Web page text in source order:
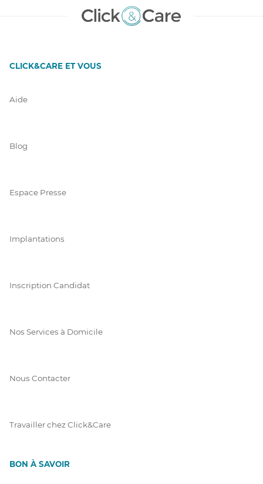
CLICK&CARE ET VOUS
Aide
Blog
Espace Presse
Implantations
Inscription Candidat
Nos Services à Domicile
Nous Contacter
Travailler chez Click&Care
BON À SAVOIR